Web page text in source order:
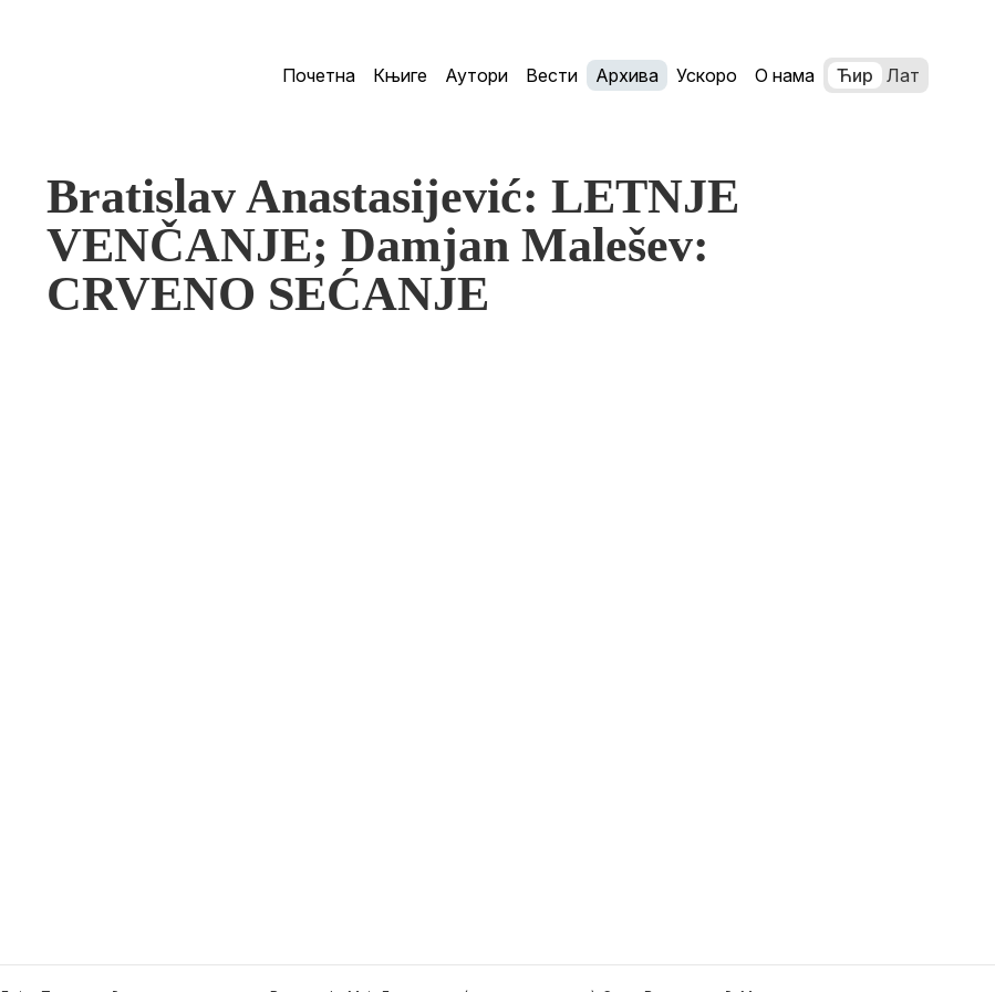
Почетна Књиге Аутори Вести Архива Ускоро О нама Ћир Лат
Bratislav Anastasijević: LETNJE
VENČANJE; Damjan Malešev:
CRVENO SEĆANJE